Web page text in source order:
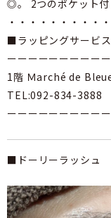
◎。 2つのポケット付
・・・・・・・・・
■ラッピングサービ
ーーーーーーーーー
1階 Ｍarché de
TEL:092-834-3888
ーーーーーーーーー
■ドーリーラッシュ